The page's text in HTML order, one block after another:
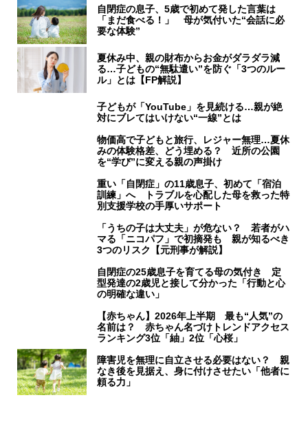
自閉症の息子、5歳で初めて発した言葉は
「まだ食べる！」 母が気付いた“会話に必
要な体験”
夏休み中、親の財布からお金がダラダラ減
る…子どもの“無駄遣い”を防ぐ「3つのルー
ル」とは【FP解説】
子どもが「YouTube」を見続ける…親が絶
対にブレてはいけない“一線”とは
物価高で子どもと旅行、レジャー無理…夏休
みの体験格差、どう埋める？ 近所の公園
を“学び”に変える親の声掛け
重い「自閉症」の11歳息子、初めて「宿泊
訓練」へ トラブルを心配した母を救った特
別支援学校の手厚いサポート
「うちの子は大丈夫」が危ない？ 若者がハ
マる「ニコパフ」で初摘発も 親が知るべき
3つのリスク【元刑事が解説】
自閉症の25歳息子を育てる母の気付き 定
型発達の2歳児と接して分かった「行動と心
の明確な違い」
【赤ちゃん】2026年上半期 最も“人気”の
名前は？ 赤ちゃん名づけトレンドアクセス
ランキング3位「紬」2位「心桜」
障害児を無理に自立させる必要はない？ 親
なき後を見据え、身に付けさせたい「他者に
頼る力」